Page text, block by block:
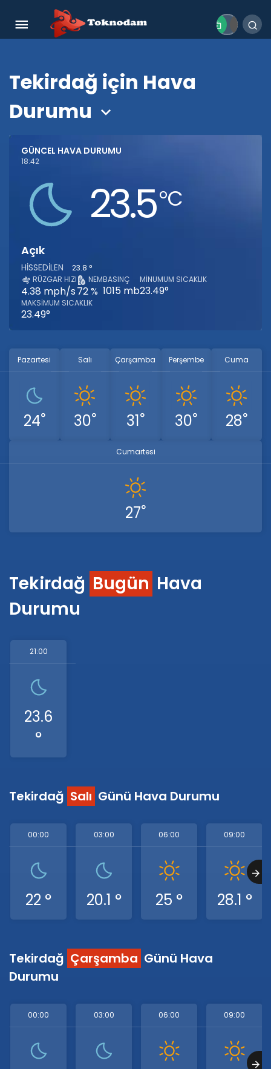
Tekirdağ için Hava
Durumu
GÜNCEL HAVA DURUMU
18:42
23.5‎°C
Açık
HISSEDILEN
23.8 °
RÜZGAR HIZI
4.38 mph/s
NEM
72 %
BASINÇ
1015 mb
MINUMUM SICAKLIK
23.49°
MAKSIMUM SICAKLIK
23.49°
Pazartesi
24°
Salı
30°
Çarşamba
31°
Perşembe
30°
Cuma
28°
Cumartesi
27°
Tekirdağ Bugün Hava
Durumu
21:00
23.6
°
Tekirdağ Salı Günü Hava Durumu
00:00
22 °
03:00
20.1 °
06:00
25 °
09:00
28.1 °
Tekirdağ Çarşamba Günü Hava
Durumu
00:00 03:00 06:00 09:00